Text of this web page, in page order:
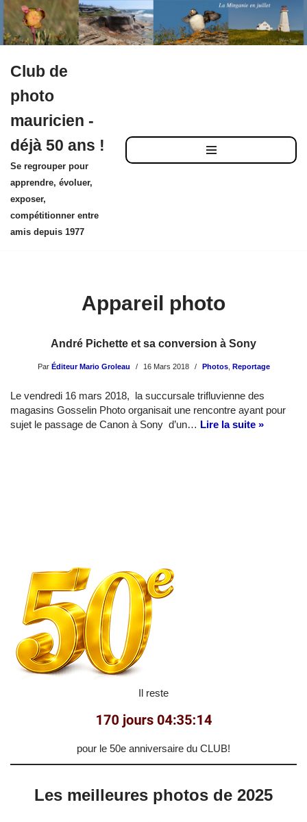
au
contenu
Club de
photo
mauricien -
déjà 50 ans !
Se regrouper pour
apprendre, évoluer,
exposer,
compétitionner entre
amis depuis 1977
Appareil photo
André Pichette et sa conversion à Sony
Par Éditeur Mario Groleau 16 Mars 2018 Photos, Reportage
Le vendredi 16 mars 2018, la succursale trifluvienne des
magasins Gosselin Photo organisait une rencontre ayant pour
sujet le passage de Canon à Sony d’un… Lire la suite »
Il reste
pour le 50e anniversaire du CLUB!
Les meilleures photos de 2025